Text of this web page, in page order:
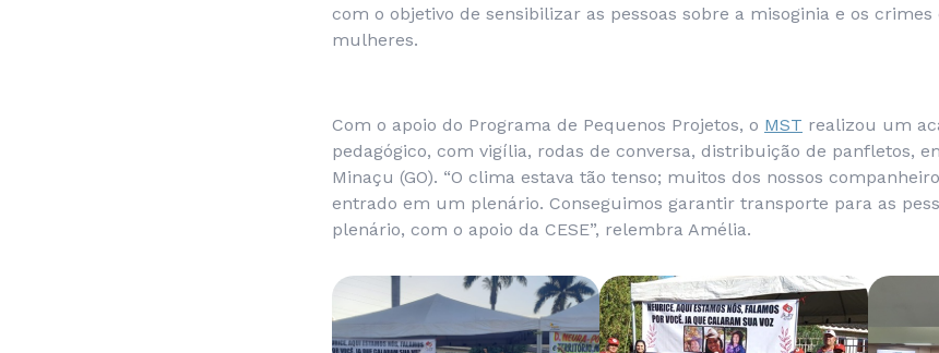
com o objetivo de sensibilizar as pessoas sobre a misoginia e os
mulheres.
Com o apoio do Programa de Pequenos Projetos, o MST realizou um
pedagógico, com vigília, rodas de conversa, distribuição de panfletos,
Minaçu (GO). “O clima estava tão tenso; muitos dos nossos
entrado em um plenário. Conseguimos garantir transporte para as
plenário, com o apoio da CESE”, relembra Amélia.